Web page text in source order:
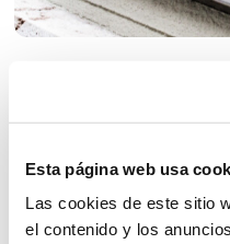
Esta página web usa
Las cookies de este sitio
el contenido y los
cuota colegial del cuarto
trimestre de 2025 para
visto afectadas por la